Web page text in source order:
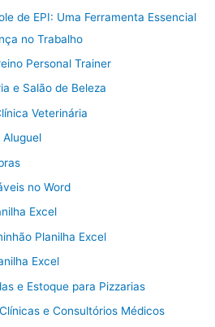
de EPI: Uma Ferramenta Essencial
no Trabalho
Personal Trainer
e Salão de Beleza
Veterinária
Aluguel
no Word
Excel
Planilha Excel
Excel
e Estoque para Pizzarias
e Consultórios Médicos